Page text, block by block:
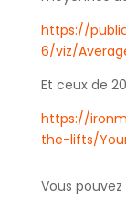
https://
6/viz/
Et ceux de
https://
the-lifts/
Vous